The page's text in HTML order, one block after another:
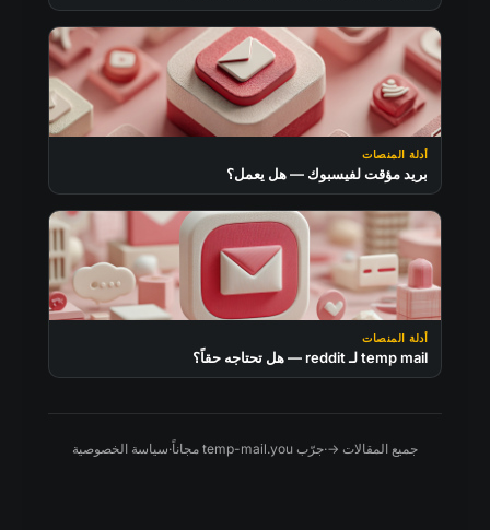
أدلة المنصات
بريد مؤقت لفيسبوك — هل يعمل؟
أدلة المنصات
temp mail لـ reddit — هل تحتاجه حقاً؟
جميع المقالات →·جرّب temp-mail.you مجاناً ·سياسة الخصوصية